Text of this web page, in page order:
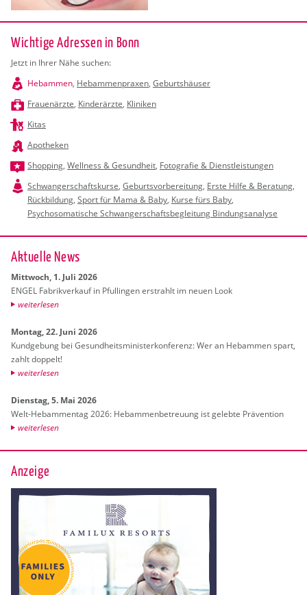
Wichtige Adressen in Bonn
Jetzt in Ihrer Nähe suchen:
Hebammen, Hebammenpraxen, Geburtshäuser
Frauenärzte, Kinderärzte, Kliniken
Kitas
Apotheken
Shopping, Wellness & Gesundheit, Fotografie & Dienstleistungen
Schwangerschaftskurse, Geburtsvorbereitung, Erste Hilfe & Beratung,
Rückbildung, Sport für Mama & Baby, Kurse fürs Baby,
Psychosomatische Schwangerschaftsbegleitung Bindungsanalyse
Ak­tu­el­le News
Mitt­woch, 1. Juli 2026
ENGEL Fa­brik­ver­kauf in Pful­lin­gen er­strahlt im neuen Look
wei­ter­le­sen
Mon­tag, 22. Juni 2026
Kund­ge­bung bei Ge­sund­heits­mi­nis­ter­kon­fe­renz: Wer an Heb­am­men spart,
zahlt dop­pelt!
wei­ter­le­sen
Diens­tag, 5. Mai 2026
Welt-Heb­am­men­tag 2026: Heb­am­men­be­treu­ung ist ge­leb­te Prä­ven­ti­on
wei­ter­le­sen
Anzeige